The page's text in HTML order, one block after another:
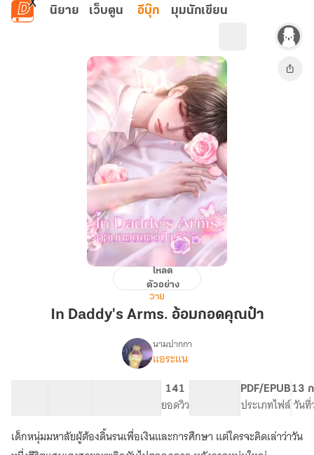
ข้ามไปยังเนื้อหาหลัก
นิยาย เว็บตูน อีบุ๊ก มุมนักเขียน
Daddy's
Arms.
อ้อม
โหลด
ตัวอย่าง
วาย
In Daddy's Arms. อ้อมกอดคุณป๋า
เรื่อง
กอด
ของ
ป๊า
นามปากกา
แอระแน
141
ยอดวิว
PDF/EPUB
ประเภทไฟล์
13
วันที่
เด็กหนุ่มมหาลัยผู้ต้องดิ้นรนเพื่อเงินและการศึกษา แต่ใครจะคิดเล่าว่าวัน